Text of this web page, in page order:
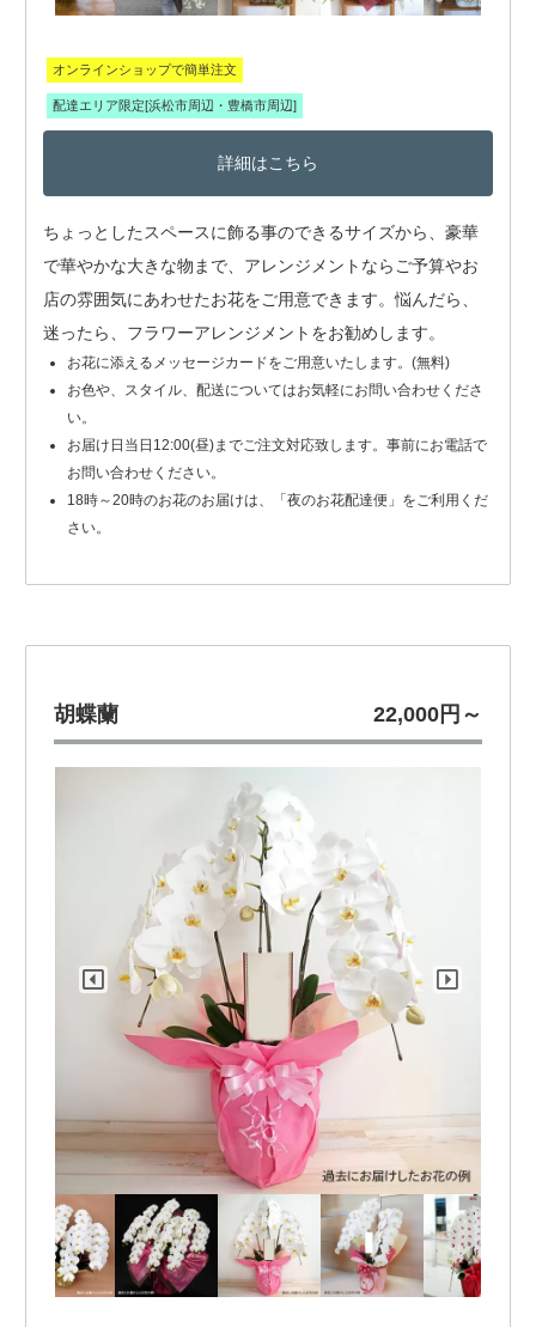
オンラインショップで簡単注文
配達エリア限定[浜松市周辺・豊橋市周辺]
詳細はこちら
ちょっとしたスペースに飾る事のできるサイズから、豪華
で華やかな大きな物まで、アレンジメントならご予算やお
店の雰囲気にあわせたお花をご用意できます。悩んだら、
迷ったら、フラワーアレンジメントをお勧めします。
お花に添えるメッセージカードをご用意いたします。(無料)
お色や、スタイル、配送についてはお気軽にお問い合わせくださ
い。
お届け日当日12:00(昼)までご注文対応致します。事前にお電話で
お問い合わせください。
18時～20時のお花のお届けは、「夜のお花配達便」をご利用くだ
さい。
胡蝶蘭 22,000円～